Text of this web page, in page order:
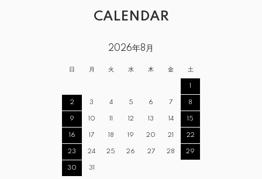
CALENDAR
2026年8月
日 月 火 水 木 金 土
1
2 3 4 5 6 7 8
9 10 11 12 13 14 15
16 17 18 19 20 21 22
23 24 25 26 27 28 29
30 31